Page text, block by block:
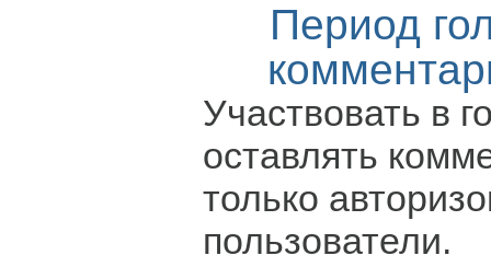
Период
Участвовать в
оставлять
только
пользователи.